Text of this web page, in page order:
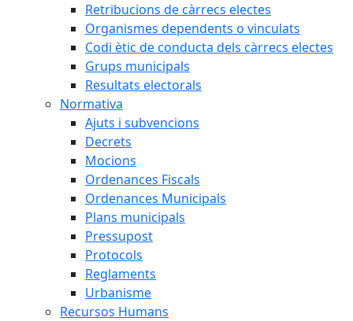
Retribucions de càrrecs electes
Organismes dependents o vinculats
Codi ètic de conducta dels càrrecs electes
Grups municipals
Resultats electorals
Normativa
Ajuts i subvencions
Decrets
Mocions
Ordenances Fiscals
Ordenances Municipals
Plans municipals
Pressupost
Protocols
Reglaments
Urbanisme
Recursos Humans